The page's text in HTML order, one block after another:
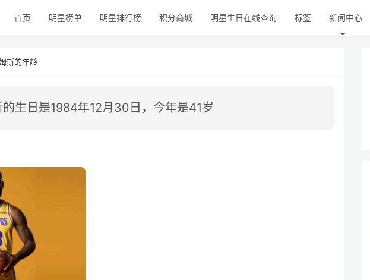
首页 明星榜单 明星排行榜 积分商城 明星生日在线查询 标签 新闻中心
斯的年龄
的生日是1984年12月30日，今年是41岁